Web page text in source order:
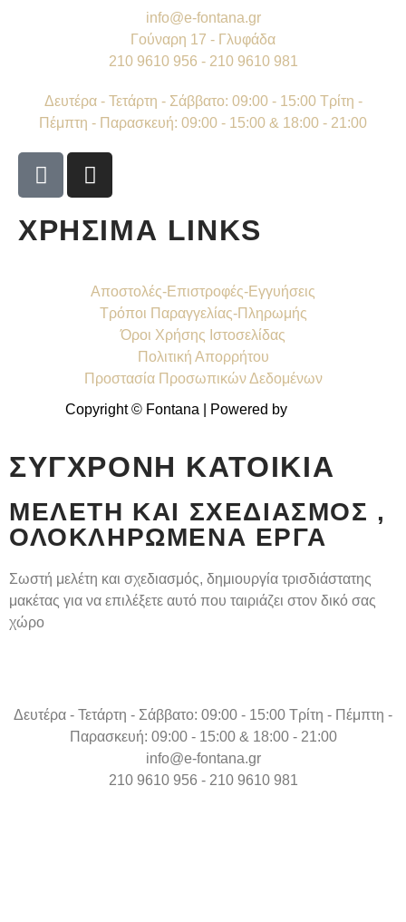
info@e-fontana.gr
Γούναρη 17 - Γλυφάδα
210 9610 956 - 210 9610 981
Δευτέρα - Τετάρτη - Σάββατο: 09:00 - 15:00 Τρίτη -
Πέμπτη - Παρασκευή: 09:00 - 15:00 & 18:00 - 21:00
ΧΡΗΣΙΜΑ LINKS
Αποστολές-Επιστροφές-Εγγυήσεις
Τρόποι Παραγγελίας-Πληρωμής
Όροι Χρήσης Ιστοσελίδας
Πολιτική Απορρήτου
Προστασία Προσωπικών Δεδομένων
Copyright © Fontana | Powered by
ΣΎΓΧΡΟΝΗ ΚΑΤΟΙΚΊΑ
ΜΕΛΈΤΗ ΚΑΙ ΣΧΕΔΙΑΣΜΌΣ ,
ΟΛΟΚΛΗΡΩΜΈΝΑ ΈΡΓΑ
Σωστή μελέτη και σχεδιασμός, δημιουργία τρισδιάστατης
μακέτας για να επιλέξετε αυτό που ταιριάζει στον δικό σας
χώρο
Δευτέρα - Τετάρτη - Σάββατο: 09:00 - 15:00 Τρίτη - Πέμπτη -
Παρασκευή: 09:00 - 15:00 & 18:00 - 21:00
info@e-fontana.gr
210 9610 956 - 210 9610 981